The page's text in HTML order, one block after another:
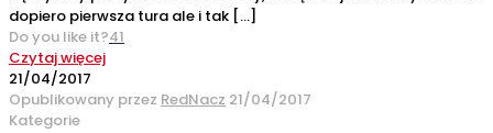
dopiero pierwsza tura ale i tak […]
Do you like it?41
Czytaj więcej
21/04/2017
Opublikowany przez RedNacz 21/04/2017
Kategorie